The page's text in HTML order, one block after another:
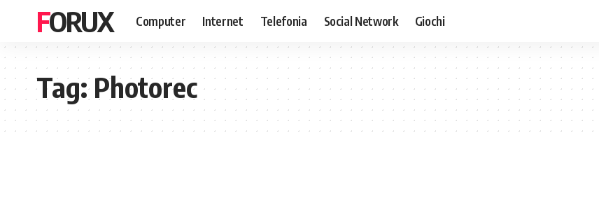
FORUX Computer Internet Telefonia Social Network Giochi
Tag:Photorec